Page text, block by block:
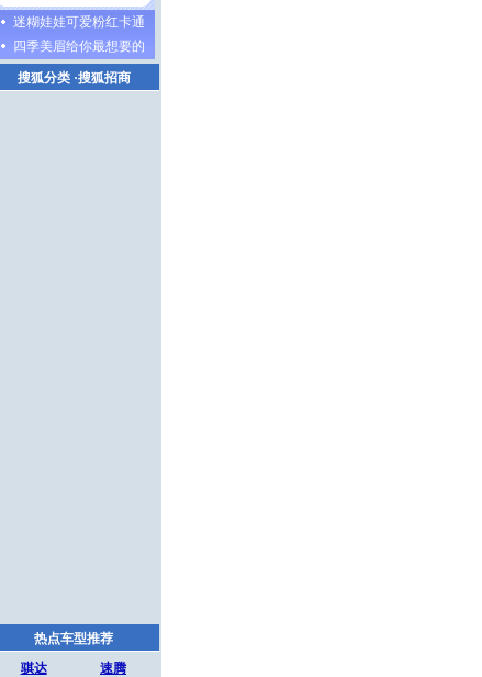
迷糊娃娃可爱粉红卡通
四季美眉给你最想要的
搜狐分类·搜狐招商
热点车型推荐
骐达
速腾